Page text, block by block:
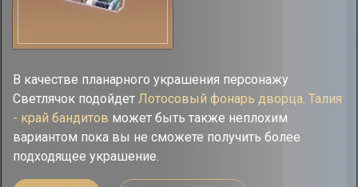
В качестве планарного украшения персонажу
Светлячок подойдет Лотосовый фонарь дворца. Талия
- край бандитов может быть также неплохим
вариантом пока вы не сможете получить более
подходящее украшение.